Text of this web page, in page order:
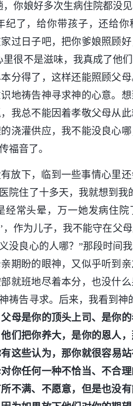
你娘好多次生病住院都没
了，给你带孩子，还给你
过日子吧，把你爹娘照顾
很不是滋味，我真成了他
分得了，这样还能照顾父
地祷告神寻求神的心意。
我总不能因着孝敬父母从此
浇灌供应，我不能没良心
福音了。
放下，临到一些事情心里
院住了十多天，我就想到我
经常头晕，万一她发病住
，作为儿子，我不能守在父
没良心的人哪？”那段时间
期盼的眼神，又似乎听到
就班地尽着本分，也没什
祷告寻求。后来，我看到神
母是你的顶头上司、是你
们把你养大，是你的恩人
这些认为，那你就很容易
你任何一种不恰当、不合
不满、不愿意，但是也没